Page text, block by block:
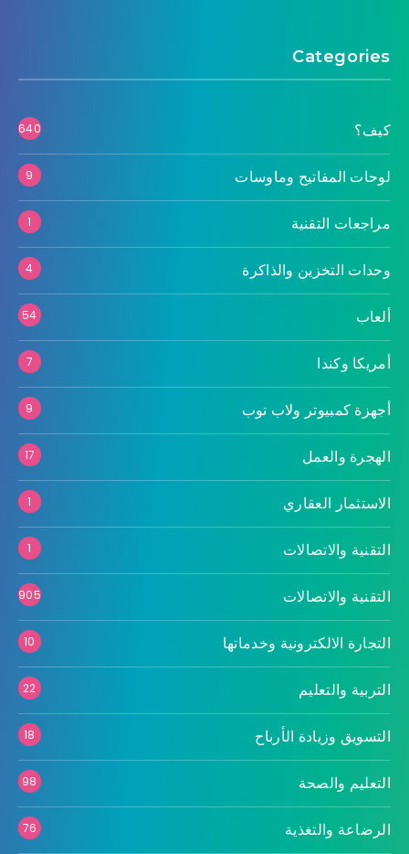
Categories
كيف؟ 640
لوحات المفاتيح وماوسات 9
مراجعات التقنية 1
وحدات التخزين والذاكرة 4
ألعاب 54
أمريكا وكندا 7
أجهزة كمبيوتر ولاب توب 9
الهجرة والعمل 17
الاستثمار العقاري 1
التقنية والاتصالات 1
التقنية والاتصالات 905
التجارة الالكترونية وخدماتها 10
التربية والتعليم 22
التسويق وزيادة الأرباح 18
التعليم والصحة 98
الرضاعة والتغذية 76